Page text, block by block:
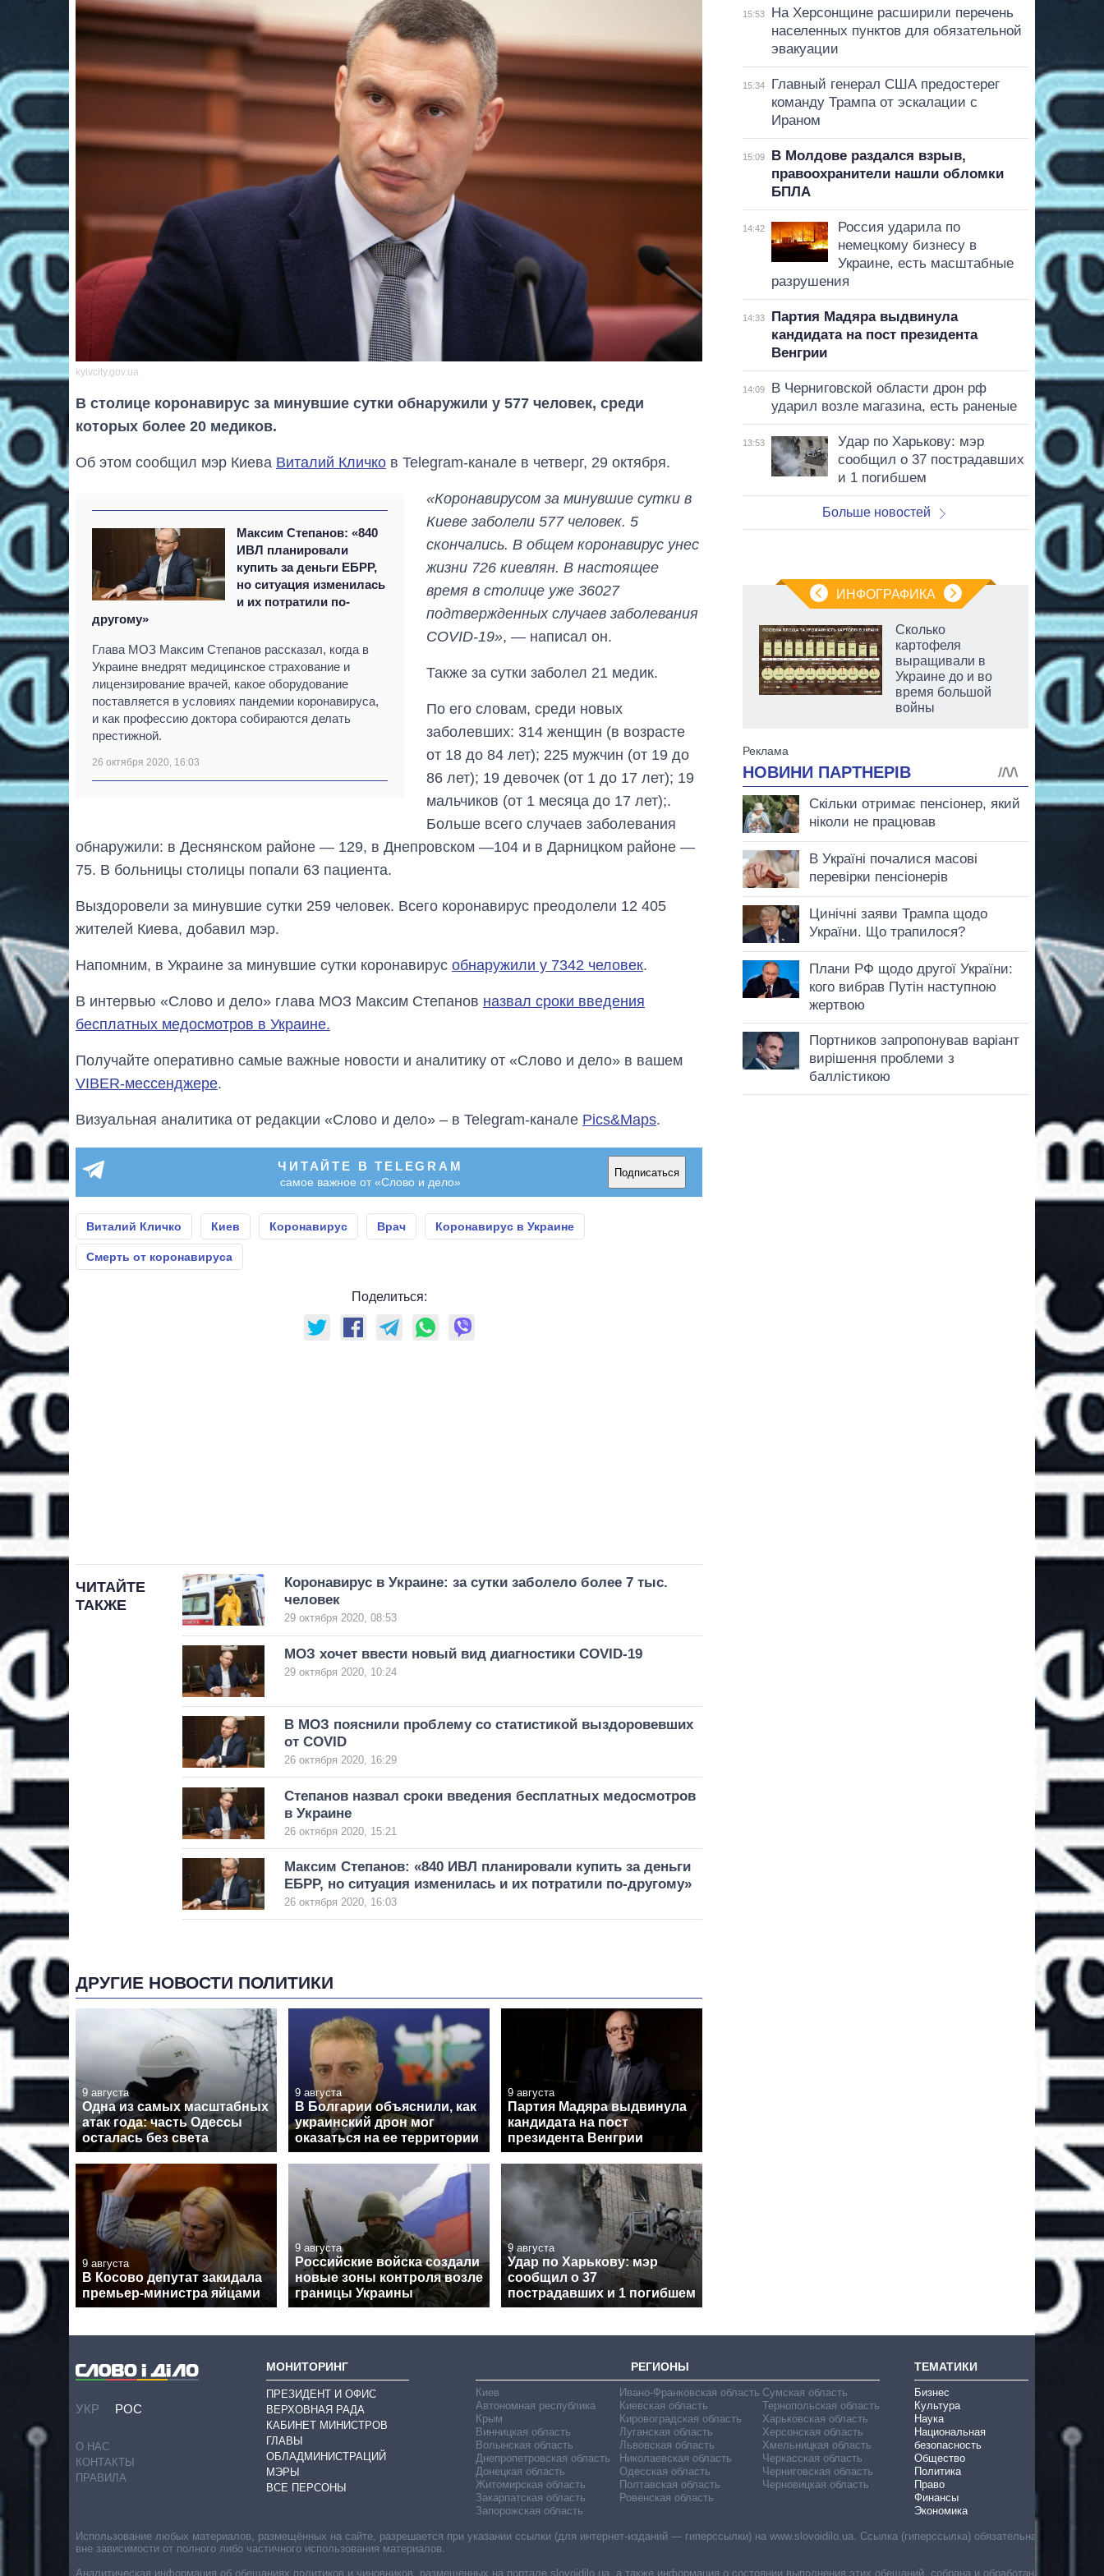
kyivcity.gov.ua
В столице коронавирус за минувшие сутки обнаружили у 577 человек, среди
которых более 20 медиков.
Об этом сообщил мэр Киева Виталий Кличко в Telegram-канале в четверг, 29 октября.
Максим Степанов: «840
ИВЛ планировали
купить за деньги ЕБРР,
но ситуация изменилась
и их потратили по-
другому»
Глава МОЗ Максим Степанов рассказал, когда в
Украине внедрят медицинское страхование и
лицензирование врачей, какое оборудование
поставляется в условиях пандемии коронавируса,
и как профессию доктора собираются делать
престижной.
26 октября 2020, 16:03
«Коронавирусом за минувшие сутки в
Киеве заболели 577 человек. 5
скончались. В общем коронавирус унес
жизни 726 киевлян. В настоящее
время в столице уже 36027
подтвержденных случаев заболевания
COVID-19», — написал он.
Также за сутки заболел 21 медик.
По его словам, среди новых
заболевших: 314 женщин (в возрасте
от 18 до 84 лет); 225 мужчин (от 19 до
86 лет); 19 девочек (от 1 до 17 лет); 19
мальчиков (от 1 месяца до 17 лет);.
Больше всего случаев заболевания
обнаружили: в Деснянском районе — 129, в Днепровском —104 и в Дарницком районе —
75. В больницы столицы попали 63 пациента.
Выздоровели за минувшие сутки 259 человек. Всего коронавирус преодолели 12 405
жителей Киева, добавил мэр.
Напомним, в Украине за минувшие сутки коронавирус обнаружили у 7342 человек.
В интервью «Слово и дело» глава МОЗ Максим Степанов назвал сроки введения
бесплатных медосмотров в Украине.
Получайте оперативно самые важные новости и аналитику от «Слово и дело» в вашем
VIBER-мессенджере.
Визуальная аналитика от редакции «Слово и дело» – в Telegram-канале Pics&Maps.
ЧИТАЙТЕ В TELEGRAM
самое важное от «Слово и дело»
Подписаться
Виталий Кличко Киев Коронавирус Врач Коронавирус в Украине
Смерть от коронавируса
Поделиться:
ЧИТАЙТЕ
ТАКЖЕ
Коронавирус в Украине: за сутки заболело более 7 тыс.
человек
29 октября 2020, 08:53
МОЗ хочет ввести новый вид диагностики COVID-19
29 октября 2020, 10:24
В МОЗ пояснили проблему со статистикой выздоровевших
от COVID
26 октября 2020, 16:29
Степанов назвал сроки введения бесплатных медосмотров
в Украине
26 октября 2020, 15:21
Максим Степанов: «840 ИВЛ планировали купить за деньги
ЕБРР, но ситуация изменилась и их потратили по-другому»
26 октября 2020, 16:03
ДРУГИЕ НОВОСТИ ПОЛИТИКИ
9 августа
Одна из самых масштабных
атак года: часть Одессы
осталась без света
9 августа
В Болгарии объяснили, как
украинский дрон мог
оказаться на ее территории
9 августа
Партия Мадяра выдвинула
кандидата на пост
президента Венгрии
9 августа
В Косово депутат закидала
премьер-министра яйцами
9 августа
Российские войска создали
новые зоны контроля возле
границы Украины
9 августа
Удар по Харькову: мэр
сообщил о 37
пострадавших и 1 погибшем
15:53
На Херсонщине расширили перечень
населенных пунктов для обязательной
эвакуации
15:34
Главный генерал США предостерег
команду Трампа от эскалации с
Ираном
15:09
В Молдове раздался взрыв,
правоохранители нашли обломки
БПЛА
14:42
Россия ударила по
немецкому бизнесу в
Украине, есть масштабные
разрушения
14:33
Партия Мадяра выдвинула
кандидата на пост президента
Венгрии
14:09
В Черниговской области дрон рф
ударил возле магазина, есть раненые
13:53
Удар по Харькову: мэр
сообщил о 37 пострадавших
и 1 погибшем
Больше новостей
ИНФОГРАФИКА
лет: кто и как долго
должность
Сколько
картофеля
выращивали в
Украине до и во
время большой
войны
УКР РОС
О НАС
КОНТАКТЫ
ПРАВИЛА
МОНИТОРИНГ
ПРЕЗИДЕНТ И ОФИС
ВЕРХОВНАЯ РАДА
КАБИНЕТ МИНИСТРОВ
ГЛАВЫ
ОБЛАДМИНИСТРАЦИЙ
МЭРЫ
ВСЕ ПЕРСОНЫ
РЕГИОНЫ
Киев
Автономная республика
Крым
Винницкая область
Волынская область
Днепропетровская область
Донецкая область
Житомирская область
Закарпатская область
Запорожская область
Ивано-Франковская область
Киевская область
Кировоградская область
Луганская область
Львовская область
Николаевская область
Одесская область
Полтавская область
Ровенская область
Сумская область
Тернопольская область
Харьковская область
Херсонская область
Хмельницкая область
Черкасская область
Черниговская область
Черновицкая область
ТЕМАТИКИ
Бизнес
Культура
Наука
Национальная
безопасность
Общество
Политика
Право
Финансы
Экономика
Использование любых материалов, размещённых на сайте, разрешается при указании ссылки (для интернет-изданий — гиперссылки) на www.slovoidilo.ua. Ссылка (гиперссылка) обязательна
вне зависимости от полного либо частичного использования материалов.
Аналитическая информация об обещаниях политиков и чиновников, размещенных на портале slovoidilo.ua, а также информация о состоянии выполнения этих обещаний, собрана и обработана